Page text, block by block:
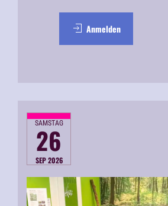
Anmelden
SAMSTAG
26
SEP 2026